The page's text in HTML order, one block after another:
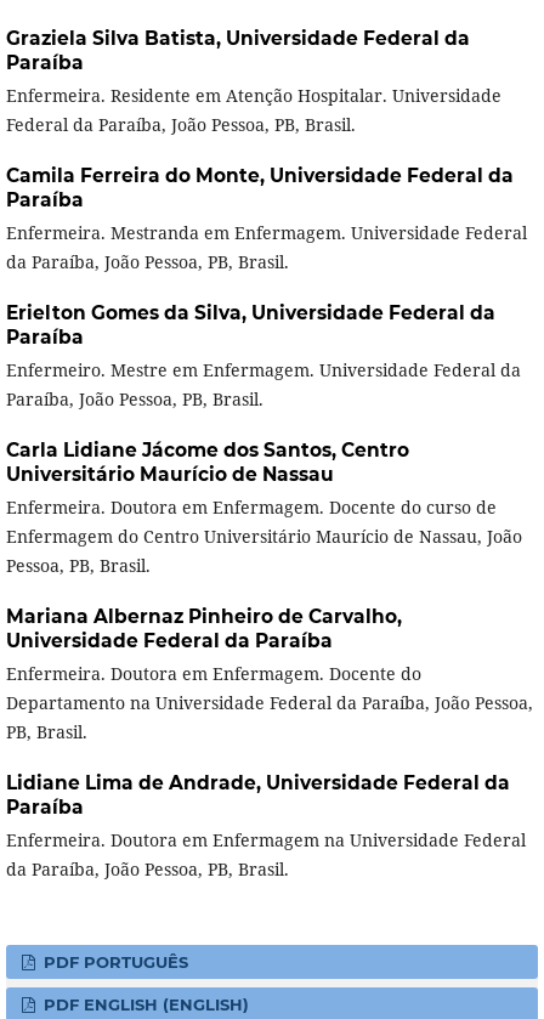
Graziela Silva Batista, Universidade Federal da
Paraíba
Enfermeira. Residente em Atenção Hospitalar. Universidade
Federal da Paraíba, João Pessoa, PB, Brasil.
Camila Ferreira do Monte, Universidade Federal da
Paraíba
Enfermeira. Mestranda em Enfermagem. Universidade Federal
da Paraíba, João Pessoa, PB, Brasil.
Erielton Gomes da Silva, Universidade Federal da
Paraíba
Enfermeiro. Mestre em Enfermagem. Universidade Federal da
Paraíba, João Pessoa, PB, Brasil.
Carla Lidiane Jácome dos Santos, Centro
Universitário Maurício de Nassau
Enfermeira. Doutora em Enfermagem. Docente do curso de
Enfermagem do Centro Universitário Maurício de Nassau, João
Pessoa, PB, Brasil.
Mariana Albernaz Pinheiro de Carvalho,
Universidade Federal da Paraíba
Enfermeira. Doutora em Enfermagem. Docente do
Departamento na Universidade Federal da Paraíba, João Pessoa,
PB, Brasil.
Lidiane Lima de Andrade, Universidade Federal da
Paraíba
Enfermeira. Doutora em Enfermagem na Universidade Federal
da Paraíba, João Pessoa, PB, Brasil.
PDF PORTUGUÊS
PDF ENGLISH (ENGLISH)